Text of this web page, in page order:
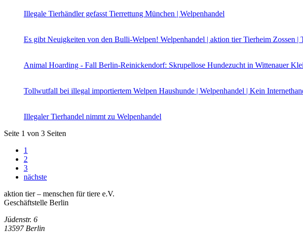
Illegale Tierhändler gefasst Tierrettung München | Welpenhandel
Es gibt Neuigkeiten von den Bulli-Welpen! Welpenhandel | aktion tier Tierheim Zossen |
Animal Hoarding - Fall Berlin-Reinickendorf: Skrupellose Hundezucht in Wittenauer
Tollwutfall bei illegal importiertem Welpen Haushunde | Welpenhandel | Kein
Illegaler Tierhandel nimmt zu Welpenhandel
Seite 1 von 3 Seiten
1
2
3
nächste
aktion tier – menschen für tiere e.V.
Geschäftstelle Berlin
Jüdenstr. 6
13597 Berlin